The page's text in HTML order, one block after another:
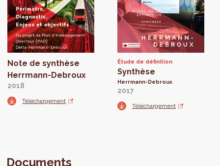
Note de synthèse
Herrmann-Debroux
2018
Téléchargement
Étude de définition
Synthèse
Herrmann-Debroux
2017
Téléchargement
Documents